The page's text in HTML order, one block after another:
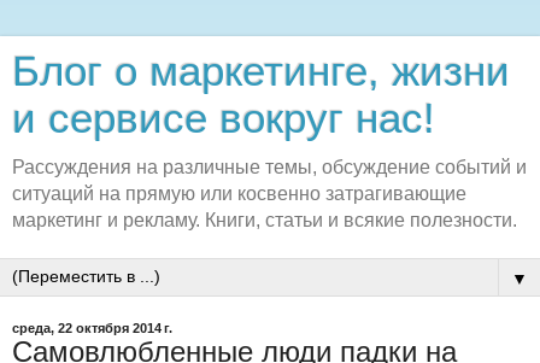
Блог о маркетинге, жизни
и сервисе вокруг нас!
Рассуждения на различные темы, обсуждение событий и
ситуаций на прямую или косвенно затрагивающие
маркетинг и рекламу. Книги, статьи и всякие полезности.
▼
среда, 22 октября 2014 г.
Самовлюбленные люди падки на